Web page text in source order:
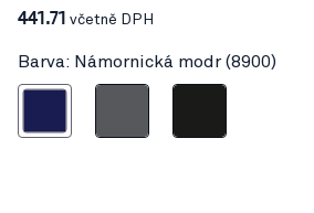
441.71 včetně DPH
Barva: Námornická modr (8900)